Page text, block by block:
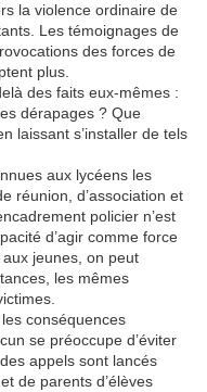
la violence ordinaire de
Les témoignages de
des forces de
plus.
des faits eux-mêmes :
dérapages ? Que
laissant s’installer de tels
aux lycéens les
réunion, d’association et
policier n’est
d’agir comme force
aux jeunes, on peut
les mêmes
conséquences
se préoccupe d’éviter
appels sont lancés
de parents d’élèves